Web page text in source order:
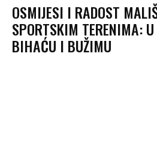
OSMIJESI I RADOST
SPORTSKIM TERENIMA:
BIHAĆU I BUŽIMU